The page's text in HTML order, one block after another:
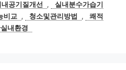
내공기질개선 ,
실내분수가습기
비교 , 청소및관리방법 ,
쾌적
내환경